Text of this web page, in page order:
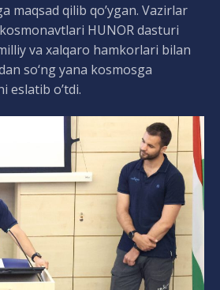
maqsad qilib qo’ygan. Vazirlar
HUNOR dasturi
va xalqaro hamkorlari bilan
so‘ng yana kosmosga
eslatib o’tdi.